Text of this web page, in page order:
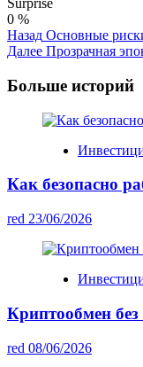
Surprise
0 %
Post
Navigation
Назад Основные
Далее Прозрачная
Больше историй
Как безопасно
red 23/06/2026
Криптообмен
red 08/06/2026